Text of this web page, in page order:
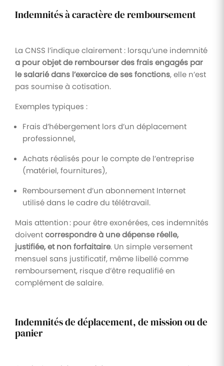
Indemnités à caractère de remboursement
La CNSS l’indique clairement : lorsqu’une indemnité
a pour objet de rembourser des frais engagés par
le salarié dans l’exercice de ses fonctions, elle n’est
pas soumise à cotisation.
Exemples typiques :
Frais d’hébergement lors d’un déplacement
professionnel,
Achats réalisés pour le compte de l’entreprise
(matériel, fournitures),
Remboursement d’un abonnement Internet
utilisé dans le cadre du télétravail.
Mais attention : pour être exonérées, ces indemnités
doiventcorrespondre à une dépense réelle,
justifiée, et non forfaitaire. Un simple versement
mensuel sans justificatif, même libellé comme
remboursement, risque d’être requalifié en
complément de salaire.
Indemnités de déplacement, de mission ou de
panier